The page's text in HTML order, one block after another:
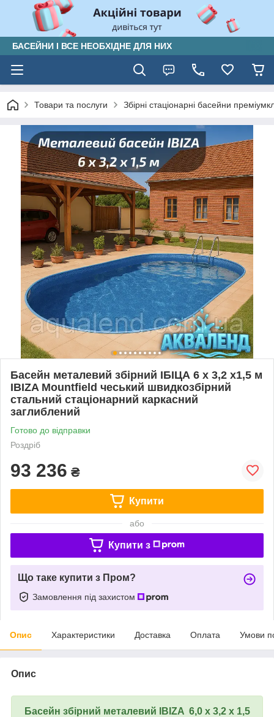
БАСЕЙНИ І ВСЕ НЕОБХІДНЕ ДЛЯ НИХ
Товари та послуги Збірні стаціонарні басейни
Басейн металевий збірний ІБІЦА 6 х 3,2 х1,5 м
IBIZA Mountfield чеський швидкозбірний
стальний стаціонарний каркасний
заглиблений
Готово до відправки
Роздріб
93 236 ₴
Купити
або
Купити з
Що таке купити з Пром?
Замовлення під захистом
Опис Характеристики Доставка Оплата Умови
Опис
Басейн збірний металевий IBIZA 6,0 х 3,2 х 1,5